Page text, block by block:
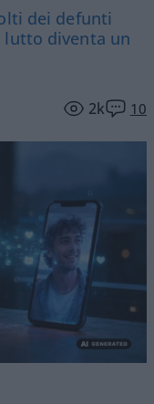
dei defunti
lutto diventa un
2k 10